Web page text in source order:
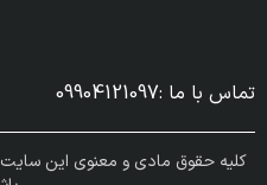
تماس با ما :
09904121097
کلیه حقوق مادی و معنوی این